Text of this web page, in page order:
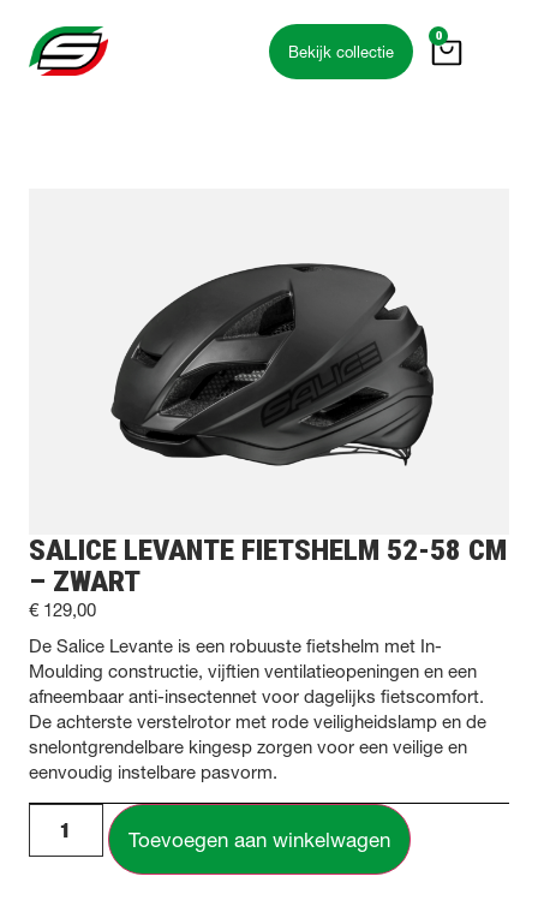
Bekijk collectie
0
SALICE LEVANTE FIETSHELM 52-58 CM
– ZWART
€ 129,00
De Salice Levante is een robuuste fietshelm met In-
Moulding constructie, vijftien ventilatieopeningen en een
afneembaar anti-insectennet voor dagelijks fietscomfort.
De achterste verstelrotor met rode veiligheidslamp en de
snelontgrendelbare kingesp zorgen voor een veilige en
eenvoudig instelbare pasvorm.
Toevoegen aan winkelwagen